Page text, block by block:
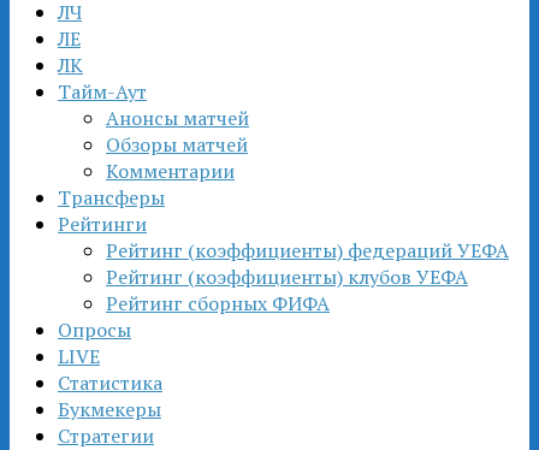
ЛЧ
ЛЕ
ЛК
Тайм-Аут
Анонсы матчей
Обзоры матчей
Комментарии
Трансферы
Рейтинги
Рейтинг (коэффициенты) федераций УЕФА
Рейтинг (коэффициенты) клубов УЕФА
Рейтинг сборных ФИФА
Опросы
LIVE
Статистика
Букмекеры
Стратегии